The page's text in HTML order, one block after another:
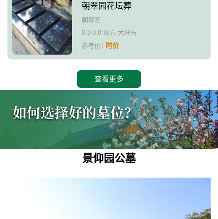
朝翠园花坛葬
朝翠园
0.3-0.8 双穴 大理石
参考价：时价
查看更多
景仰园公墓